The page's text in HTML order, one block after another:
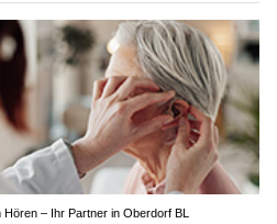
– Ihr Partner in Oberdorf BL